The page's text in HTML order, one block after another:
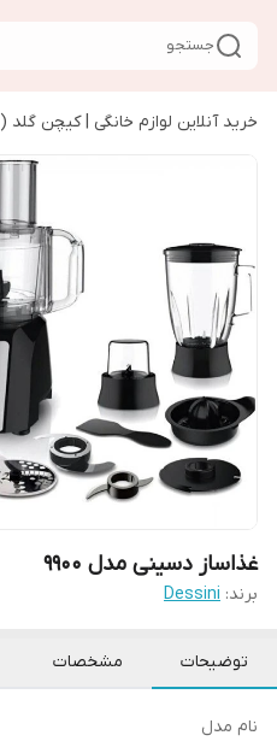
جستجو
خرید آنلاین لوازم خانگی | کیچن گلد (Kitchen Gold)
غذاساز دسینی مدل 9900
برند: Dessini
توضیحات مشخصات
نام مدل